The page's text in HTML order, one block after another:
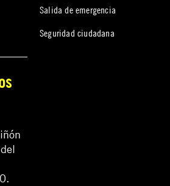
Salida de emergencia
Seguridad ciudadana